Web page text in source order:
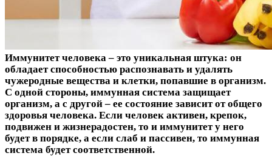
Иммунитет человека – это уникальная штука: он
обладает способностью распознавать и удалять
чужеродные вещества и клетки, попавшие в организм.
С одной стороны, иммунная система защищает
организм, а с другой – ее состояние зависит от общего
здоровья человека. Если человек активен, крепок,
подвижен и жизнерадостен, то и иммунитет у него
будет в порядке, а если слаб и пассивен, то иммунная
система будет соответственной.